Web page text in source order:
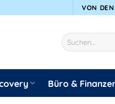
VON
Suchen
nach:
Büro &